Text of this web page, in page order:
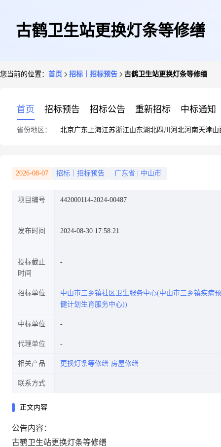
古鹤卫生站更换灯条等修缮
您当前的位置： 首页 招标｜招标预告 古鹤卫生站更换灯条等修缮
首页 招标预告 招标公告 重新招标 中标通知
省份地区： 北京广东 上海江苏浙江山东湖北四川 河北河南天津山
2026-08-07 招标｜招标预告 广东省 中山市
项目编号 442000114-2024-00487
发布时间 2024-08-30 17:58:21
投标截止
时间
招标单位
中山市三乡镇社区卫生服务中心(中山市三乡镇疾病
健计划生育服务中心))
中标单位
代理单位
相关产品 更换灯条等修缮 房屋修缮
联系方式
正文内容
公告内容：
古鹤卫生站更换灯条等修缮